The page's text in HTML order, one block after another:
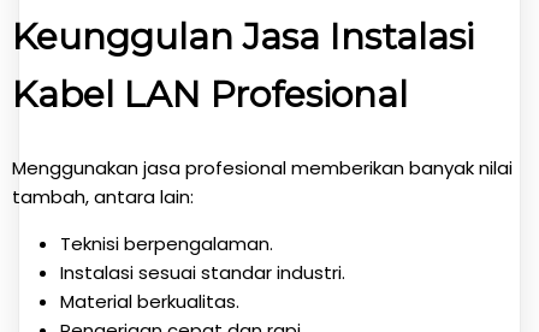
Keunggulan Jasa Instalasi
Kabel LAN Profesional
Menggunakan jasa profesional memberikan banyak nilai
tambah, antara lain:
Teknisi berpengalaman.
Instalasi sesuai standar industri.
Material berkualitas.